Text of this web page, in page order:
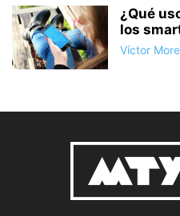
¿Qué
los
Víctor